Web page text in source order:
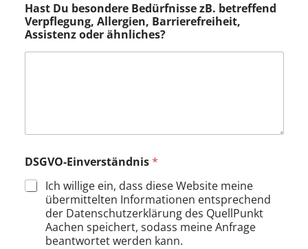
Hast Du besondere Bedürfnisse zB. betreffend
Verpflegung, Allergien, Barrierefreiheit,
Assistenz oder ähnliches?
DSGVO-Einverständnis*
Ich willige ein, dass diese Website meine
übermittelten Informationen entsprechend
der Datenschutzerklärung des QuellPunkt
Aachen speichert, sodass meine Anfrage
beantwortet werden kann.